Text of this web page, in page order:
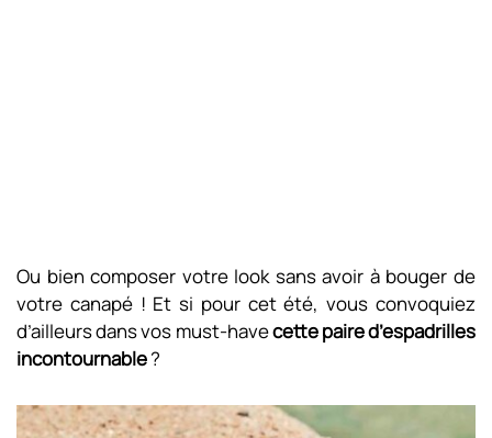
Ou bien composer votre look sans avoir à bouger de
votre canapé ! Et si pour cet été, vous convoquiez
d’ailleurs dans vos must-havecette paire d’espadrilles
incontournable?